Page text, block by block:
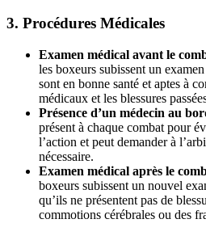
3. Procédures Médicales
Examen médical avant le
les boxeurs subissent un
sont en bonne santé et aptes à
médicaux et les blessures
Présence d’un médecin au
présent à chaque combat pour
l’action et peut demander à
nécessaire.
Examen médical après le
boxeurs subissent un nouvel
qu’ils ne présentent pas de
commotions cérébrales ou des